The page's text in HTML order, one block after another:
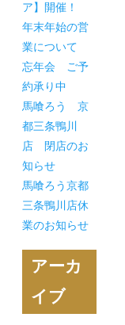
ア】開催！
年末年始の営
業について
忘年会 ご予
約承り中
馬喰ろう 京
都三条鴨川
店 閉店のお
知らせ
馬喰ろう京都
三条鴨川店休
業のお知らせ
アーカ
イブ